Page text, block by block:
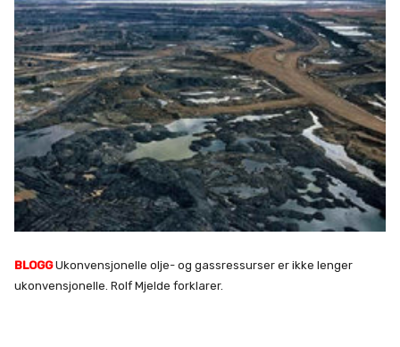
BLOGGUkonvensjonelle olje- og gassressurser er ikke lenger
ukonvensjonelle. Rolf Mjelde forklarer.